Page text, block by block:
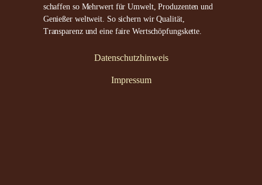
schaffen so Mehrwert für Umwelt, Produzenten und
Genießer weltweit. So sichern wir Qualität,
Transparenz und eine faire Wertschöpfungskette.
Datenschutzhinweis
Impressum